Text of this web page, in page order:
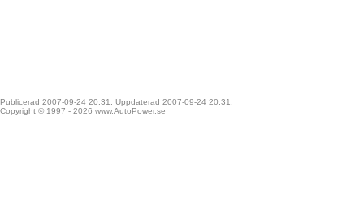
Publicerad 2007-09-24 20:31. Uppdaterad 2007-09-24 20:31.
Copyright © 1997 - 2026 www.AutoPower.se